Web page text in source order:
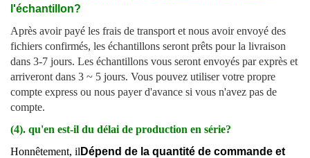
l'échantillon?
Après avoir payé les frais de transport et nous avoir envoyé des
fichiers confirmés, les échantillons seront prêts pour la livraison
dans 3-7 jours. Les échantillons vous seront envoyés par exprès et
arriveront dans 3 ~ 5 jours. Vous pouvez utiliser votre propre
compte express ou nous payer d'avance si vous n'avez pas de
compte.
(4). qu'en est-il du délai de production en série?
Honnêtement, il Dépend de la quantité de commande et